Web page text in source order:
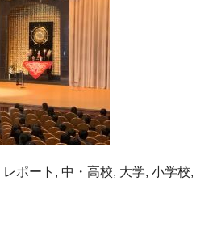
レポート , 中・高校, 大学, 小学校,